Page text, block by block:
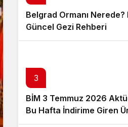
Belgrad Ormanı Nerede?
Güncel Gezi Rehberi
3
BİM 3 Temmuz 2026
Bu Hafta İndirime Giren